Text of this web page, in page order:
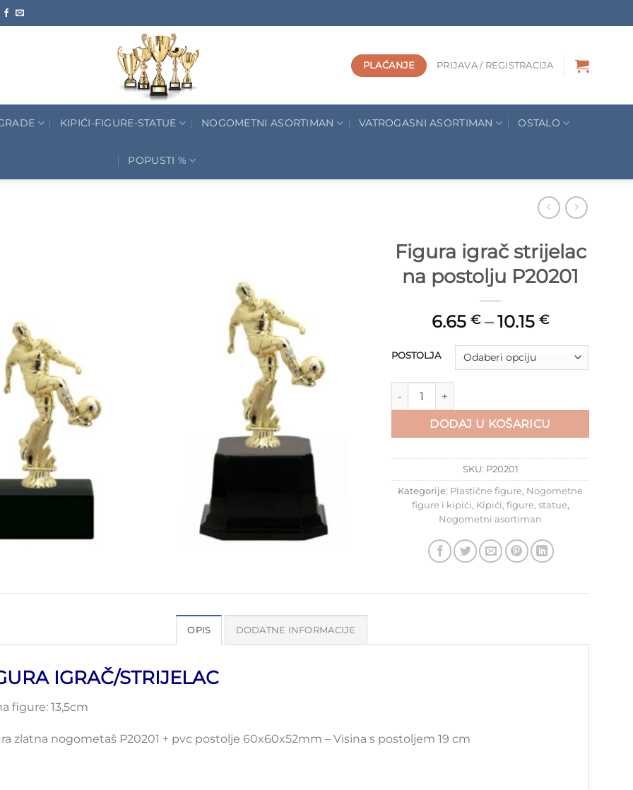
PLAĆANJE PRIJAVA / REGISTRACIJA
KIPIĆI-FIGURE-STATUE NOGOMETNI ASORTIMAN VATROGASNI ASORTIMAN OSTALO
POPUSTI %
Figura igrač strijelac
na postolju P20201
6.65€–10.15€
POSTOLJA
Figura igrač strijelac na postolju P20201 količina
DODAJ U KOŠARICU
SKU: P20201
Kategorije: Plastične figure, Nogometne
figure i kipići , Kipići, figure, statue,
Nogometni asortiman
OPIS DODATNE INFORMACIJE
IGRAČ/STRIJELAC
figure: 13,5cm
zlatna nogometaš P20201 + pvc postolje 60x60x52mm – Visina s postoljem 19 cm